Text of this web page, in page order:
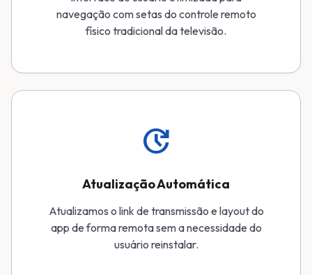
navegação com setas do controle remoto
físico tradicional da televisão.
update
Atualização Automática
Atualizamos o link de transmissão e layout do
app de forma remota sem a necessidade do
usuário reinstalar.